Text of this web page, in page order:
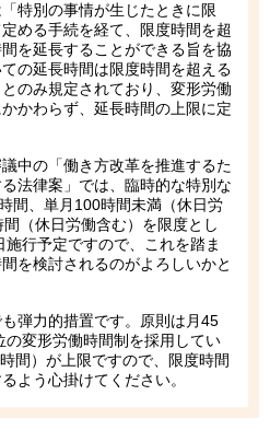
特別の事情が生じたときに限
める手続を経て、限度時間を超
を延長することができる旨を協
の延長時間は限度時間を超える
のみ規定されており、変形労働
かわらず、延長時間の上限に定
中の「働き方改革を推進するた
法律案」では、臨時的な特別な
間、単月100時間未満（休日労
（休日労働含む）を限度とし
行予定ですので、これを踏ま
を検討されるのがよろしいかと
弾力的措置です。原則は月45
変形労働時間制を採用してい
間）が上限ですので、限度時間
よう心掛けてください。